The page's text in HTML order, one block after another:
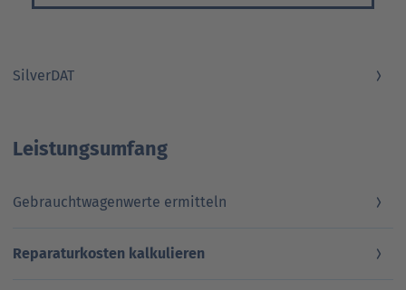
SilverDAT
Leistungsumfang
Gebrauchtwagenwerte ermitteln
Reparaturkosten kalkulieren